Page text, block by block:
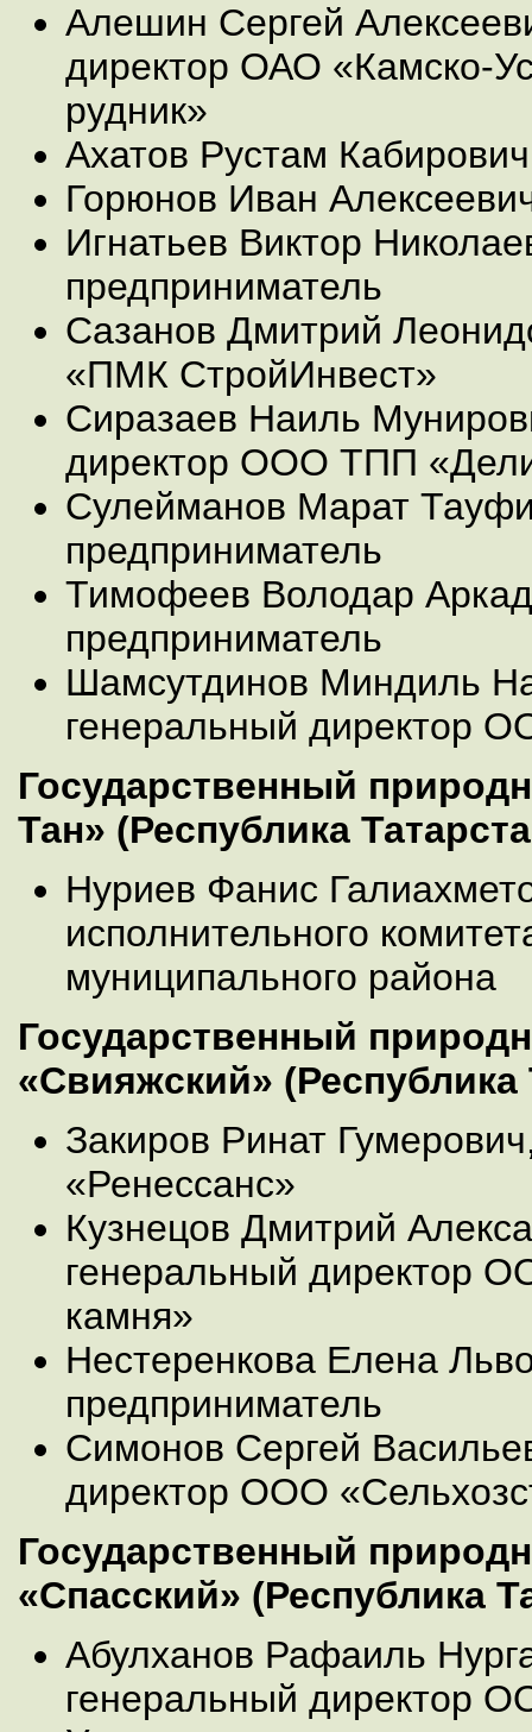
Алешин Сергей
директор ОАО «Камско-
рудник»
Ахатов Рустам
Горюнов Иван
Игнатьев Виктор
предприниматель
Сазанов Дмитрий
«ПМК СтройИнвест»
Сиразаев Наиль
директор ООО ТПП
Сулейманов Марат
предприниматель
Тимофеев Володар
предприниматель
Шамсутдинов Миндиль
генеральный директор
Государственный
Тан» (Республика
Нуриев Фанис
исполнительного
муниципального района
Государственный
«Свияжский» (Республика
Закиров Ринат
«Ренессанс»
Кузнецов Дмитрий
генеральный директор
камня»
Нестеренкова Елена
предприниматель
Симонов Сергей
директор ООО
Государственный
«Спасский» (Республика
Абулханов Рафаиль
генеральный директор